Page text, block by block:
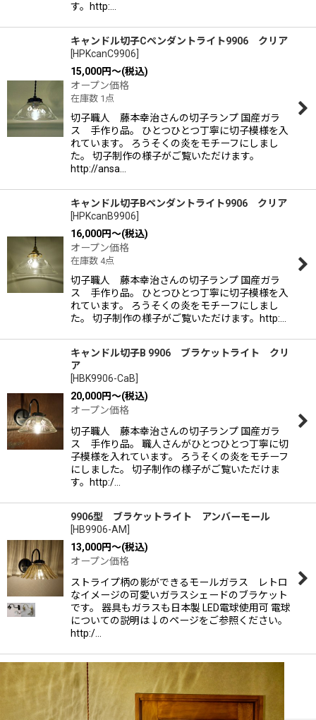
す。http:…
キャンドル切子Cペンダントライト9906 クリア
[HPKcanC9906
15,000円～(税込)
オープン価格
在庫数 1点
切子職人 藤本幸治さんの切子ランプ 国産ガラ
ス 手作り品。 ひとつひとつ丁寧に切子模様を入
れています。 ろうそくの炎をモチーフにしまし
た。 切子制作の様子がご覧いただけます。
http://ansa…
キャンドル切子Bペンダントライト9906 クリア
[HPKcanB9906
16,000円～(税込)
オープン価格
在庫数 4点
切子職人 藤本幸治さんの切子ランプ 国産ガラ
ス 手作り品。 ひとつひとつ丁寧に切子模様を入
れています。 ろうそくの炎をモチーフにしまし
た。 切子制作の様子がご覧いただけます。http:…
キャンドル切子B 9906 ブラケットライト クリ
ア
[HBK9906-CaB
20,000円～(税込)
オープン価格
切子職人 藤本幸治さんの切子ランプ 国産ガラ
ス 手作り品。 職人さんがひとつひとつ丁寧に切
子模様を入れています。 ろうそくの炎をモチーフ
にしました。 切子制作の様子がご覧いただけま
す。http:/…
9906型 ブラケットライト アンバーモール
[HB9906-AM
13,000円～(税込)
オープン価格
ストライプ柄の影ができるモールガラス レトロ
なイメージの可愛いガラスシェードのブラケット
です。 器具もガラスも日本製 LED電球使用可 電球
についての説明は↓のページをご参照ください。
http:/…